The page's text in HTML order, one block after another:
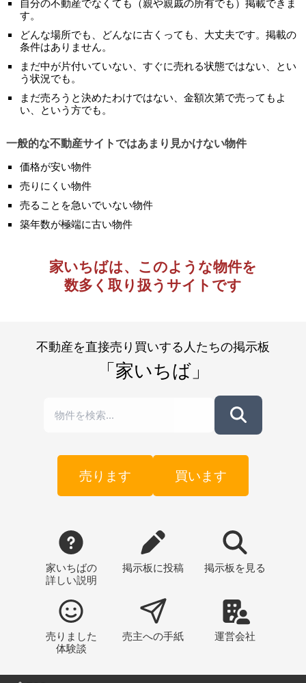
自分の不動産でなくても（親や親戚の所有でも）掲載できま
す。
どんな場所でも、どんなに古くっても、大丈夫です。掲載の
条件はありません。
まだ中が片付いていない、すぐに売れる状態ではない、とい
う状況でも。
まだ売ろうと決めたわけではない、金額次第で売ってもよ
い、という方でも。
一般的な不動産サイトではあまり見かけない物件
価格が安い物件
売りにくい物件
売ることを急いでいない物件
築年数が極端に古い物件
家いちばは、このような物件を
数多く取り扱うサイトです
不動産を直接売り買いする人たちの掲示板
「家いちば」
売ります 買います
家いちばの
詳しい説明
掲示板に投稿 掲示板 を見る
売りました
体験談
売主への手紙 運営会社